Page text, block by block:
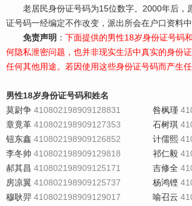
老居民身份证号码为15位数字。2000年后，
证号码一经编定不作改变，派出所会在户口资料
免责声明 ： 下面提供的男性18岁身份证号码
何隐私泄密问题，也并非现实生活中真实的身份
任何其他用途。若因使用这些身份证号码而产生
男性18岁身份证号码和姓名
莫尉争 410802198909128831 咎枫瑾
章竟革 410802198909127353 石树琪
钮东鑫 410802198909126852 计儒熙
李冬帅 410802198909129818 祁仁毅
郝其昌 410802198909125171 吉修全
房凉翼 410802198909125737 杨鸿铿
穆耿羿 410802198909129017 喻召云